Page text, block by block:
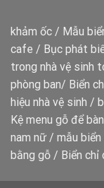
khảm ốc / Mẫu
cafe / Bục phát
trong nhà vệ sinh
phòng ban/ Biển
hiệu nhà vệ sinh /
Kệ menu gỗ để bàn
nam nữ / mẫu
bằng gỗ / Biển chỉ